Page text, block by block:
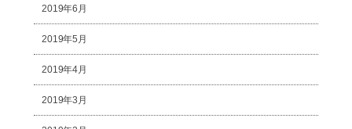
2019年6月
2019年5月
2019年4月
2019年3月